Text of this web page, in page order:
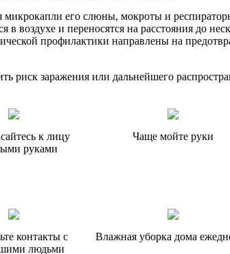
микрокапли его слюны, мокроты и
воздухе и переносятся на расстояния до
профилактики направлены на
риск заражения или дальнейшего
к лицу
руками
Чаще мойте руки
контакты с
людьми
Влажная уборка дома